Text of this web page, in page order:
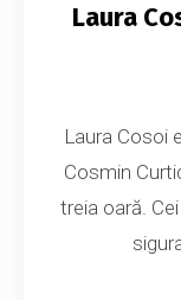
Laura
Laura Cosoi
Cosmin
treia oară.